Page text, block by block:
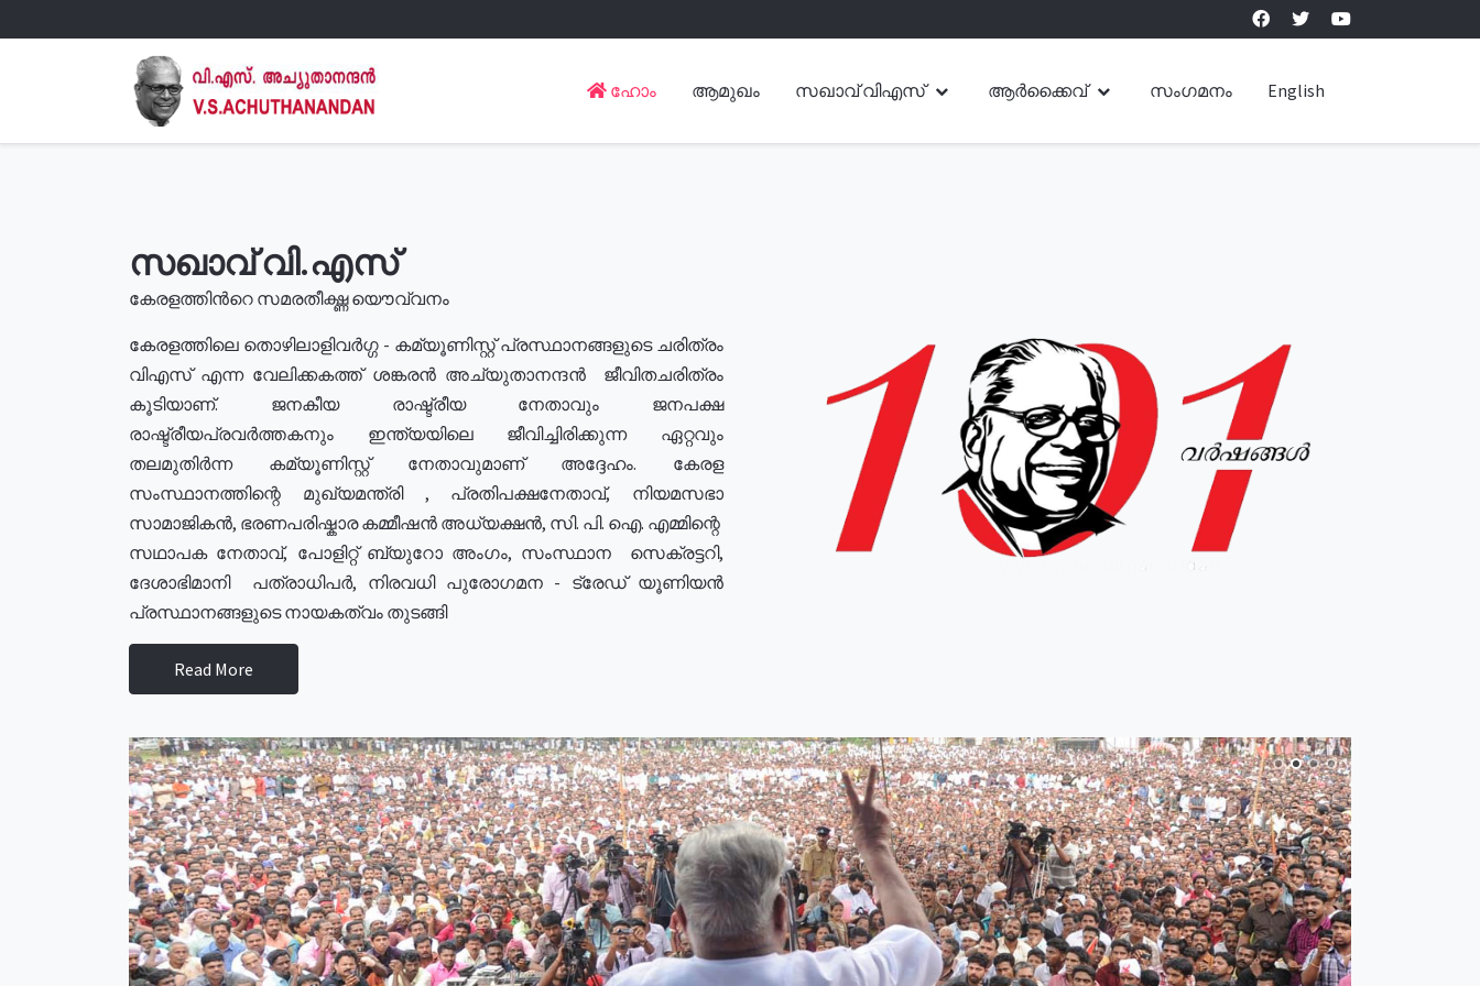
ഹോം ആമുഖം സഖാവ് വിഎസ് ആർക്കൈവ് സംഗമനം English
സഖാവ് വി.എസ്
കേരളത്തിൻറെ സമരതീക്ഷ്ണ യൌവ്വനം
കേരളത്തിലെ തൊഴിലാളിവർഗ്ഗ - കമ്യൂണിസ്റ്റ് പ്രസ്ഥാനങ്ങളുടെ ചരിത്രം
വിഎസ് എന്ന വേലിക്കകത്ത് ശങ്കരൻ അച്യുതാനന്ദൻ ജീവിതചരിത്രം
കൂടിയാണ്. ജനകീയ രാഷ്ട്രീയ നേതാവും ജനപക്ഷ
രാഷ്ട്രീയപ്രവർത്തകനും ഇന്ത്യയിലെ ജീവിച്ചിരിക്കുന്ന ഏറ്റവും
തലമുതിർന്ന കമ്യൂണിസ്റ്റ് നേതാവുമാണ് അദ്ദേഹം. കേരള
സംസ്ഥാനത്തിന്റെ മുഖ്യമന്ത്രി , പ്രതിപക്ഷനേതാവ്, നിയമസഭാ
സാമാജികൻ, ഭരണപരിഷ്കാര കമ്മീഷൻ അധ്യക്ഷൻ, സി. പി. ഐ. എമ്മിന്റെ
സഥാപക നേതാവ്, പോളിറ്റ് ബ്യുറോ അംഗം, സംസ്ഥാന സെക്രട്ടറി,
ദേശാഭിമാനി പത്രാധിപർ, നിരവധി പുരോഗമന - ട്രേഡ് യൂണിയൻ
പ്രസ്ഥാനങ്ങളുടെ നായകത്വം തുടങ്ങി
Read More